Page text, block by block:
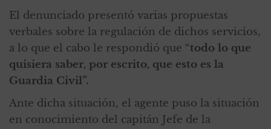
El denunciado presentó varias propuestas
verbales sobre la regulación de dichos servicios,
a lo que el cabo le respondió que “todo lo que
quisiera saber, por escrito, que esto es la
Guardia Civil”.
Ante dicha situación, el agente puso la situación
en conocimiento del capitán Jefe de la